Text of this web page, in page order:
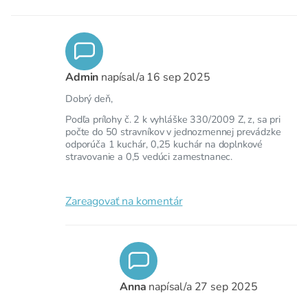
Admin napísal/a 16 sep 2025
Dobrý deň,
Podľa prílohy č. 2 k vyhláške 330/2009 Z, z, sa pri
počte do 50 stravníkov v jednozmennej prevádzke
odporúča 1 kuchár, 0,25 kuchár na doplnkové
stravovanie a 0,5 vedúci zamestnanec.
Zareagovať na komentár
Anna napísal/a 27 sep 2025